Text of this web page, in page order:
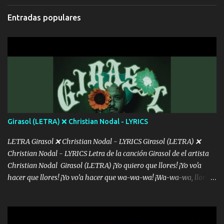
cada que intentas cantar Cada que intentas rapear, cada que
intentas rimar Pobre payaso que usa a todo el mundo pa' conectar
con la gente Dices "Latino Gang" pero pisas a to'a tu gente Pa’ dar
menos se prudente Hoy me sabe a mierda, traigo un Balvin en los
dientes Por falta de empatía le toca ser resiliente ¿Acaso eres
consciente de los followers que mueves? Parcerito, abre los ojos y
ve el poder que tienes Otro chiste malo son los nombres de tus
álbum's "José, vibras colores con la energía del diablo " ¿Si ...
Entradas populares
Girasol (LETRA) ❌ Christian Nodal - LYRICS
LETRA Girasol ❌ Christian Nodal - LYRICS Girasol (LETRA) ❌
Christian Nodal - LYRICS Letra de la canción Girasol de el artista
Christian Nodal Girasol (LETRA) ¡Yo quiero que llores! ¡Yo vo'a
hacer que llores! ¡Yo vo’a hacer que wa-wa-wa! ¡Wa-wa-wa, llores!